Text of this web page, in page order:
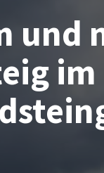
und
im